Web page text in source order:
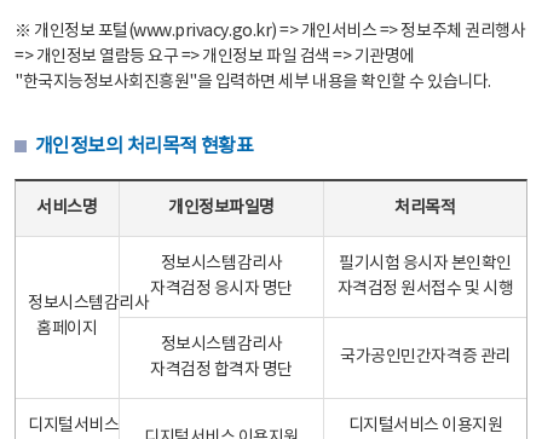
※ 개인정보 포털(www.privacy.go.kr) => 개인서비스 => 정보주체 권리행사
=> 개인정보 열람등 요구 => 개인정보 파일 검색 => 기관명에
"한국지능정보사회진흥원"을 입력하면 세부 내용을 확인할 수 있습니다.
개인정보의 처리목적 현황표
서비스명 개인정보파일명 처리목적
정보시스템감리사
홈페이지
정보시스템감리사
자격검정 응시자 명단
필기시험 응시자 본인확인
자격검정 원서접수 및 시행
정보시스템감리사
자격검정 합격자 명단
국가공인민간자격증 관리
디지털서비스
디지털서비스 이용지원